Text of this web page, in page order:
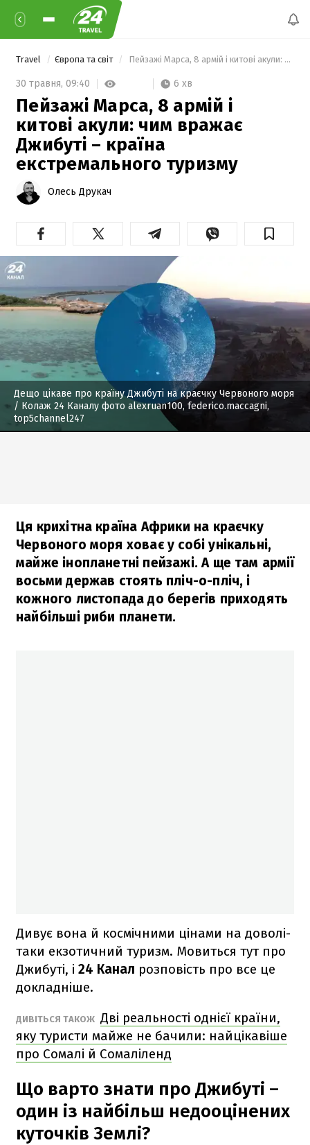
Travel Європа та світ Пейзажі Марса, 8 армій і китові акули: чим вражає Джибуті – країна екстремального туризму
30 травня, 09:40 6 хв
Пейзажі Марса, 8 армій і
китові акули: чим вражає
Джибуті – країна
екстремального туризму
Олесь Друкач
Дещо цікаве про країну Джибуті на краєчку Червоного моря
/ Колаж 24 Каналу фото alexruan100, federico.maccagni,
top5channel247
Ця крихітна країна Африки на краєчку
Червоного моря ховає у собі унікальні,
майже інопланетні пейзажі. А ще там армії
восьми держав стоять пліч-о-пліч, і
кожного листопада до берегів приходять
найбільші риби планети.
Дивує вона й космічними цінами на доволі-
таки екзотичний туризм. Мовиться тут про
Джибуті, і 24 Канал розповість про все це
докладніше.
ДИВІТЬСЯ ТАКОЖ Дві реальності однієї країни,
яку туристи майже не бачили: найцікавіше
про Сомалі й Сомаліленд
Що варто знати про Джибуті –
один із найбільш недооцінених
куточків Землі?